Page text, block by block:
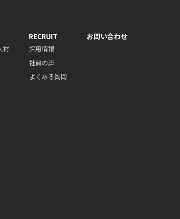
材
RECRUIT
採用情報
社員の声
よくある質問
お問い合わせ